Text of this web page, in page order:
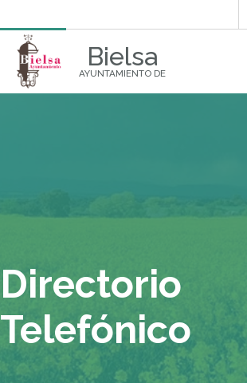
Bielsa
AYUNTAMIENTO DE
Directorio
Telefónico